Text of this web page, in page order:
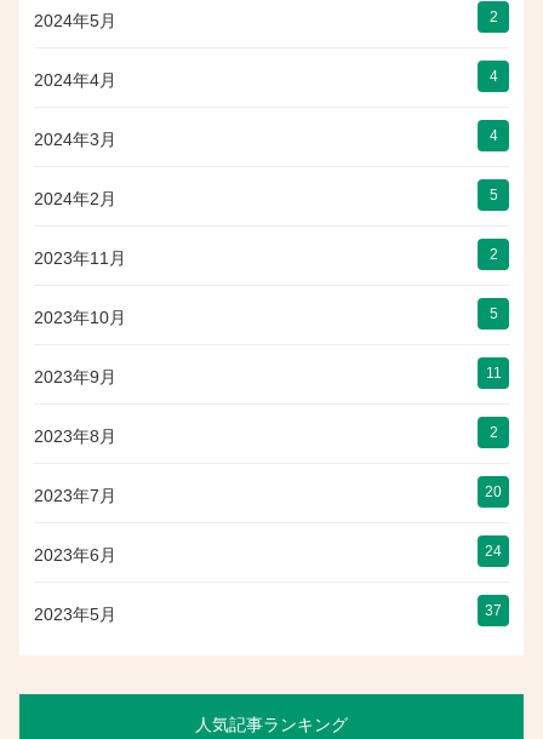
2024年5月 2
2024年4月 4
2024年3月 4
2024年2月 5
2023年11月 2
2023年10月 5
2023年9月 11
2023年8月 2
2023年7月 20
2023年6月 24
2023年5月 37
人気記事ランキング